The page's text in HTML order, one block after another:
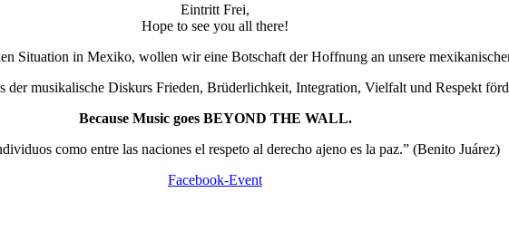
Eintritt Frei,
Hope to see you all there!
Situation in Mexiko, wollen wir eine Botschaft der Hoffnung an unsere
der musikalische Diskurs Frieden, Brüderlichkeit, Integration, Vielfalt und Respekt
Because Music goes BEYOND THE WALL.
como entre las naciones el respeto al derecho ajeno es la paz.” (Benito Juárez)
Facebook-Event